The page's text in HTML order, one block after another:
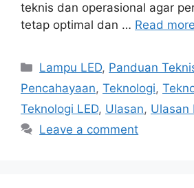
teknis dan operasional agar
tetap optimal dan … Read more
Categories
Lampu LED, Panduan
Pencahayaan, Teknologi,
Teknologi LED, Ulasan, Ulasan
Leave a comment